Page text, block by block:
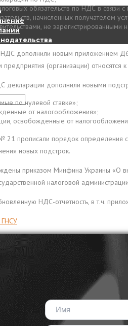
обязательств по НДС в связи
начисленных получателем
не
дополнили новым приложением
предприятия (организации)
декларации дополнили новыми
по нулевой ставке»;
от налогообложения»;
освобожденные от
21 прописали порядок
новых подстрок.
приказом Минфина Украины «О
налоговой
НДС-отчетность, в т.ч.
ГНСУ